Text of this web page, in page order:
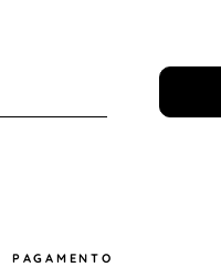
PAGAMENTO